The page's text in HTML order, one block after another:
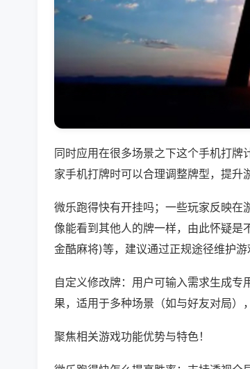
同时应用在很多场景之下这个手机打牌
家手机打牌时可以合理调整牌型，提升
微乐跑得快有开挂吗；一些玩家反映在
像能看到其他人的牌一样，由此怀疑是
金酷麻将)等，建议通过正规途径维护游
自定义修改牌：用户可输入需求生成专
果，适用于多种场景（如与好友对局）
聚焦相关游戏功能优势与特色！